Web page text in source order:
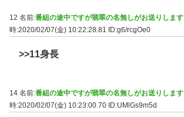
12 名前:番組の途中ですが翡翠の名無しがお送りします
時:2020/02/07(金) 10:22:28.81
ID:g6/rcgOe0
>>11身長
14 名前:番組の途中ですが翡翠の名無しがお送りします
時:2020/02/07(金) 10:23:00.70 ID:UMlGs9m5d